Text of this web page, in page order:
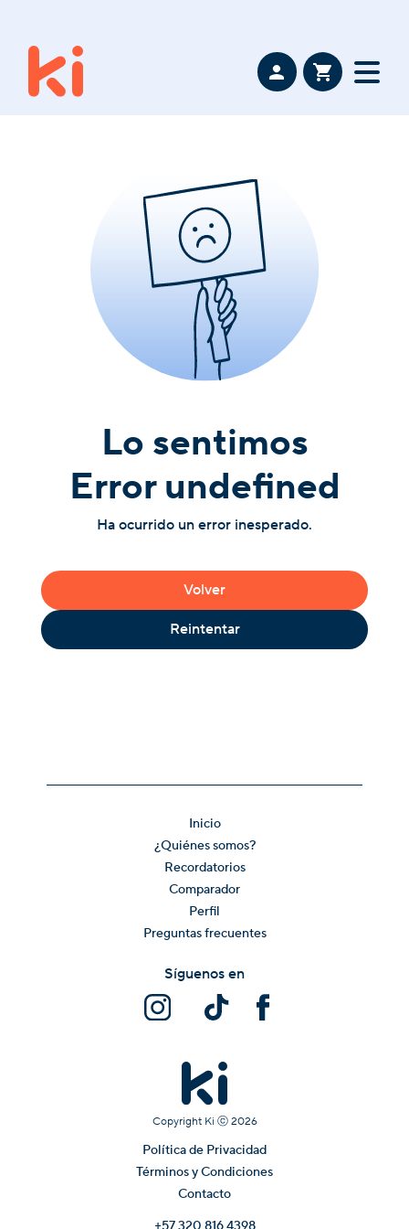
Lo sentimos
Error undefined
Ha ocurrido un error inesperado.
Volver
Reintentar
Inicio
¿Quiénes somos?
Recordatorios
Comparador
Perfil
Preguntas frecuentes
Copyright Ki ⓒ 2026
Política de Privacidad
Términos y Condiciones
Contacto
Síguenos en